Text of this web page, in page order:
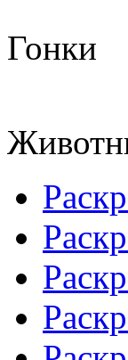
Гонки